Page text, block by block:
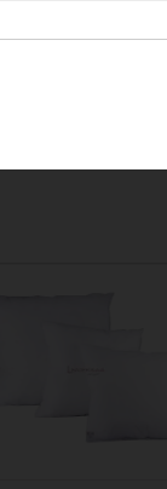
4 per ricevere
1 per